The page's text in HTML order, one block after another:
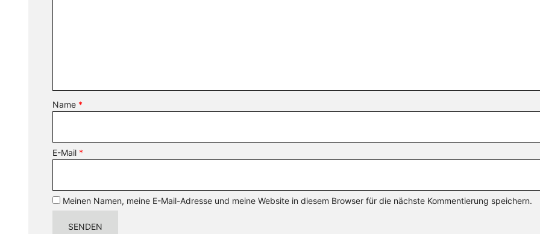
Name *
E-Mail *
Meinen Namen, meine E-Mail-Adresse und meine Website in diesem Browser für die nächste Kommentierung speichern.